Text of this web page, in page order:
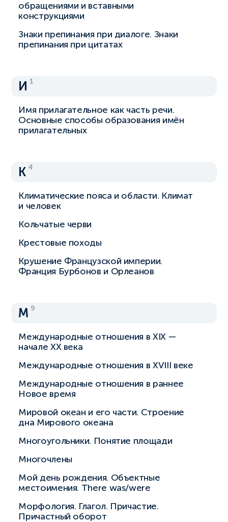
обращениями и вставными
конструкциями
Знаки препинания при диалоге. Знаки
препинания при цитатах
И 1
Имя прилагательное как часть речи.
Основные способы образования имён
прилагательных
К 4
Климатические пояса и области. Климат
и человек
Кольчатые черви
Крестовые походы
Крушение Французской империи.
Франция Бурбонов и Орлеанов
М 9
Международные отношения в XIX —
начале XX века
Международные отношения в XVIII веке
Международные отношения в раннее
Новое время
Мировой океан и его части. Строение
дна Мирового океана
Многоугольники. Понятие площади
Многочлены
Мой день рождения. Объектные
местоимения. There was/were
Морфология. Глагол. Причастие.
Причастный оборот